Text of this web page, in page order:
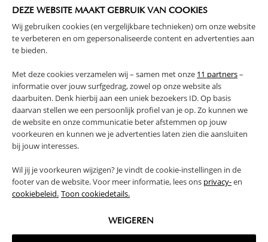
DEZE WEBSITE MAAKT GEBRUIK VAN COOKIES
Wij gebruiken cookies (en vergelijkbare technieken) om onze website
te verbeteren en om gepersonaliseerde content en advertenties aan
te bieden.
Met deze cookies verzamelen wij – samen met onze 11 partners–
informatie over jouw surfgedrag, zowel op onze website als
daarbuiten. Denk hierbij aan een uniek bezoekers ID. Op basis
daarvan stellen we een persoonlijk profiel van je op. Zo kunnen we
de website en onze communicatie beter afstemmen op jouw
voorkeuren en kunnen we je advertenties laten zien die aansluiten
bij jouw interesses.
Wil jij je voorkeuren wijzigen? Je vindt de cookie-instellingen in de
footer van de website. Voor meer informatie, lees ons privacy-en
cookiebeleid. Toon cookiedetails.
WEIGEREN
259,95 79, 95
EN MEEGROEIBED 140X70 | GRIJS
79,95
MEEGROEI- PEUTERBED | 70 X 140
NOTIFY ME